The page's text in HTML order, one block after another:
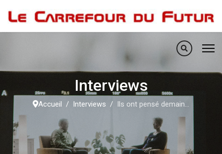
Interviews
Accueil Interviews Ils ont pensé demain...